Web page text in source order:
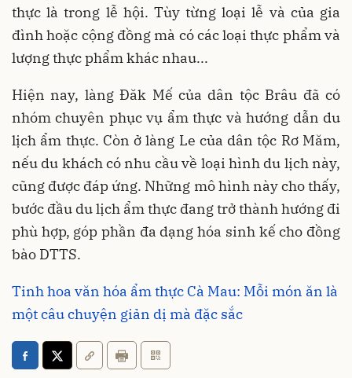
thực là trong lễ hội. Tùy từng loại lễ và của gia
đình hoặc cộng đồng mà có các loại thực phẩm và
lượng thực phẩm khác nhau...
Hiện nay, làng Đăk Mế của dân tộc Brâu đã có
nhóm chuyên phục vụ ẩm thực và hướng dẫn du
lịch ẩm thực. Còn ở làng Le của dân tộc Rơ Măm,
nếu du khách có nhu cầu về loại hình du lịch này,
cũng được đáp ứng. Những mô hình này cho thấy,
bước đầu du lịch ẩm thực đang trở thành hướng đi
phù hợp, góp phần đa dạng hóa sinh kế cho đồng
bào DTTS.
Tinh hoa văn hóa ẩm thực Cà Mau: Mỗi món ăn là
một câu chuyện giản dị mà đặc sắc